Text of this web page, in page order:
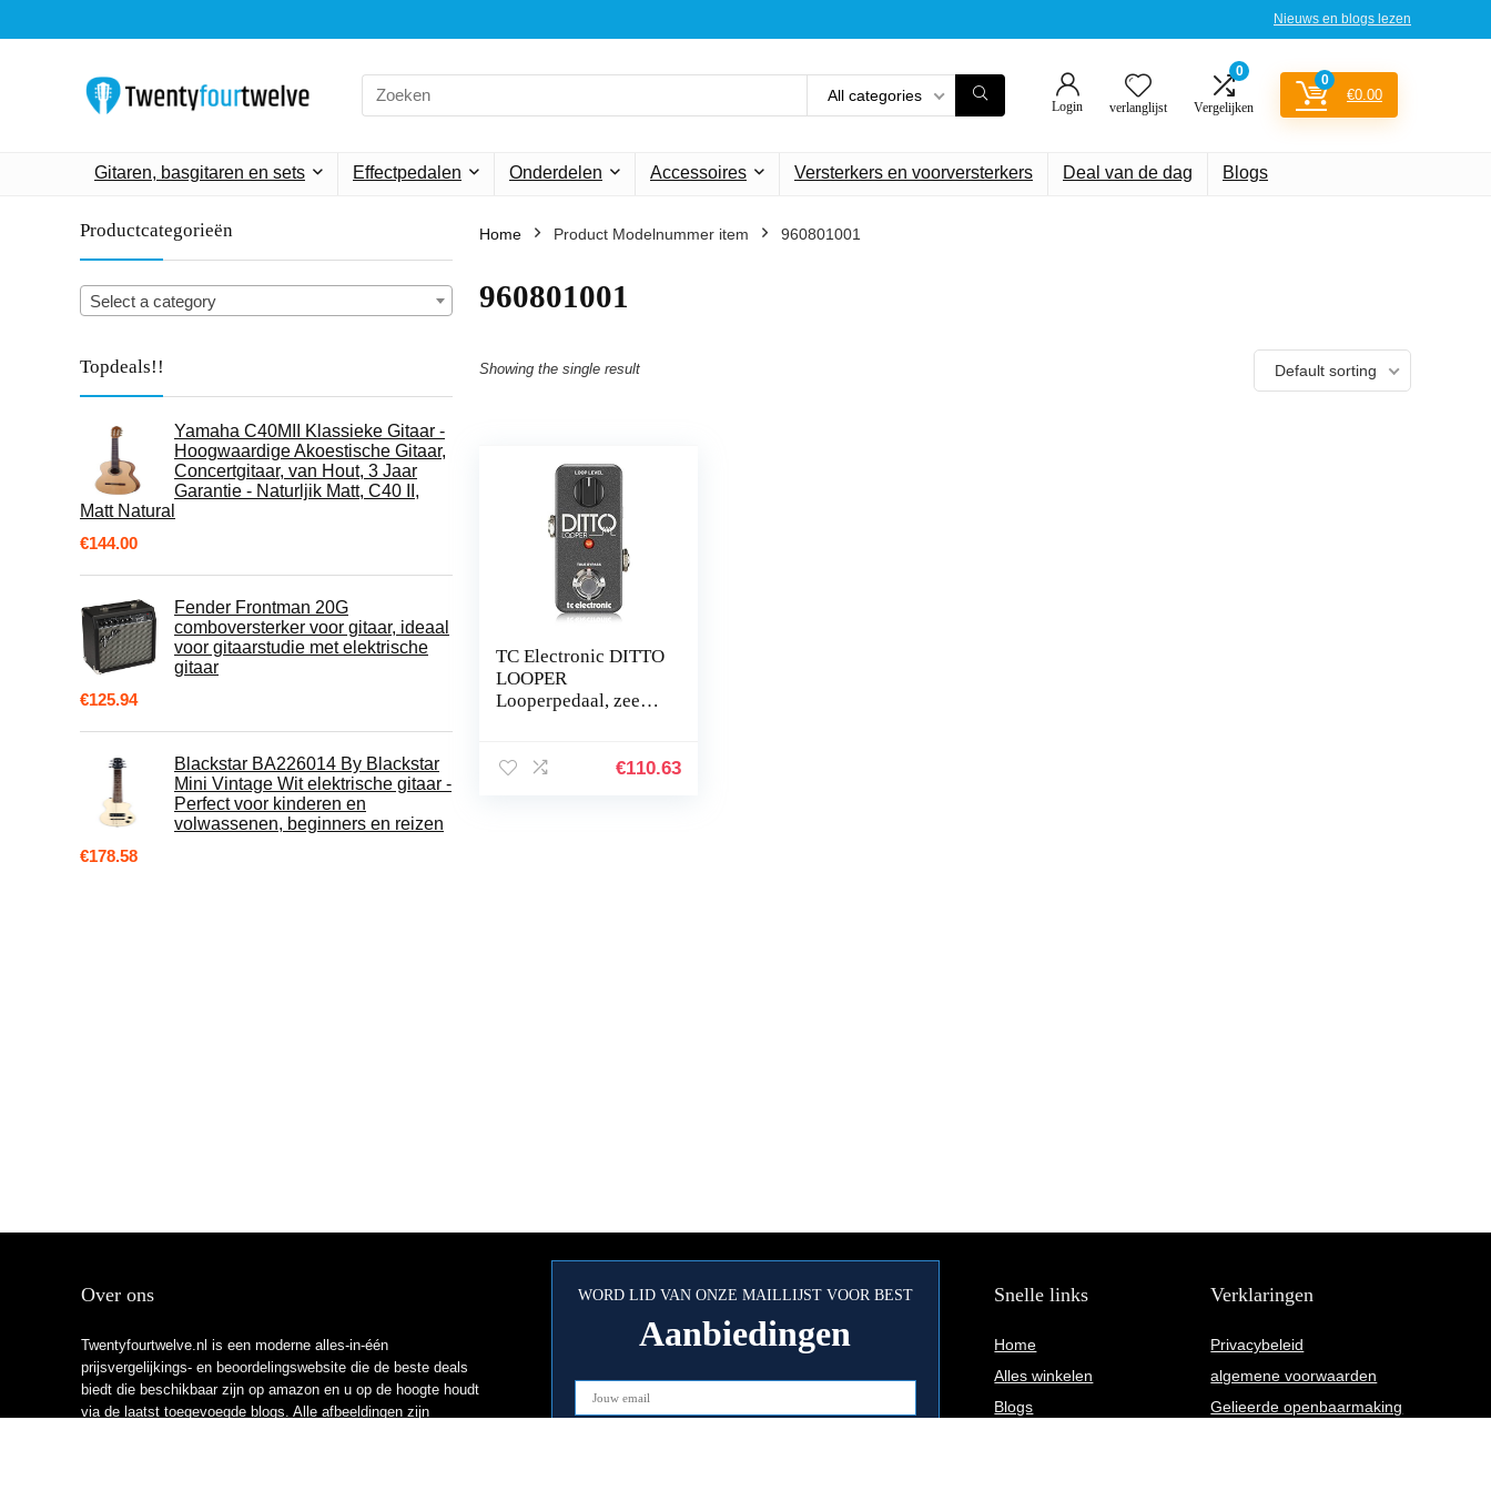
Nieuws en blogs lezen
Search
for:
All categories
Login verlanglijst
0
Vergelijken
0
€0.00
Gitaren, basgitaren en sets Effectpedalen Onderdelen Accessoires Versterkers en voorversterkers Deal van de dag Blogs
Productcategorieën
Select a category
Topdeals!!
Yamaha C40MII Klassieke Gitaar -
Hoogwaardige Akoestische Gitaar,
Concertgitaar, van Hout, 3 Jaar
Garantie - Naturljik Matt, C40 II,
Matt Natural
€144.00
Fender Frontman 20G
comboversterker voor gitaar, ideaal
voor gitaarstudie met elektrische
gitaar
€125.94
Blackstar BA226014 By Blackstar
Mini Vintage Wit elektrische gitaar -
Perfect voor kinderen en
volwassenen, beginners en reizen
€178.58
Home Product Modelnummer item ‎960801001
‎960801001
Showing the single result Default sorting
TC Electronic DITTO
LOOPER
Looperpedaal, zeer
Analog-Dry-Through
€110.63
Over ons
Twentyfourtwelve.nl is een moderne alles-in-één
prijsvergelijkings- en beoordelingswebsite die de beste deals
biedt die beschikbaar zijn op amazon en u op de hoogte houdt
via de laatst toegevoegde blogs. Alle afbeeldingen zijn
WORD LID VAN ONZE MAILLIJST VOOR BEST
Aanbiedingen
Snelle links
Home
Alles winkelen
Blogs
Verklaringen
Privacybeleid
algemene voorwaarden
Gelieerde openbaarmaking